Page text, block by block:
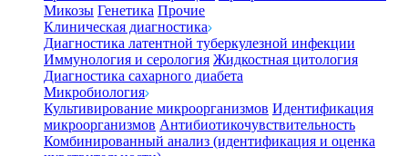
Микозы Генетика Прочие
Клиническая диагностика
Диагностика латентной туберкулезной инфекции
Иммунология и серология Жидкостная цитология
Диагностика сахарного диабета
Микробиология
Культивирование микроорганизмов Идентификация
микроорганизмов Антибиотикочувствительность
Комбинированный анализ (идентификация и оценка